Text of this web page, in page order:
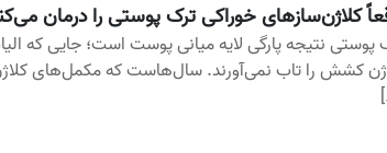
کلاژن‌سازهای خوراکی ترک پوستی را درمان
پوستی نتیجه پارگی لایه میانی پوست است؛ جایی که
کشش را تاب نمی‌آورند. سال‌هاست که مکمل‌های